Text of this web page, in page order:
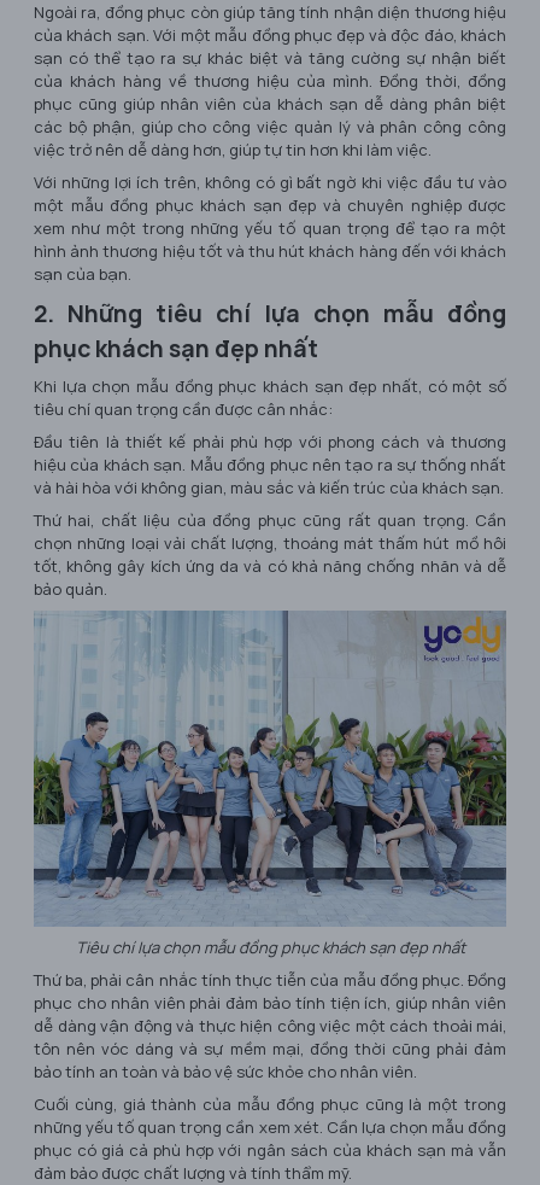
Ngoài ra, đồng phục còn giúp tăng tính nhận diện thương hiệu
của khách sạn. Với một mẫu đồng phục đẹp và độc đáo, khách
sạn có thể tạo ra sự khác biệt và tăng cường sự nhận biết
của khách hàng về thương hiệu của mình. Đồng thời, đồng
phục cũng giúp nhân viên của khách sạn dễ dàng phân biệt
các bộ phận, giúp cho công việc quản lý và phân công công
việc trở nên dễ dàng hơn, giúp tự tin hơn khi làm việc.
Với những lợi ích trên, không có gì bất ngờ khi việc đầu tư vào
một mẫu đồng phục khách sạn đẹp và chuyên nghiệp được
xem như một trong những yếu tố quan trọng để tạo ra một
hình ảnh thương hiệu tốt và thu hút khách hàng đến với khách
sạn của bạn.
2. Những tiêu chí lựa chọn mẫu đồng
phục khách sạn đẹp nhất
Khi lựa chọn mẫu đồng phục khách sạn đẹp nhất, có một số
tiêu chí quan trọng cần được cân nhắc:
Đầu tiên là thiết kế phải phù hợp với phong cách và thương
hiệu của khách sạn. Mẫu đồng phục nên tạo ra sự thống nhất
và hài hòa với không gian, màu sắc và kiến trúc của khách sạn.
Thứ hai, chất liệu của đồng phục cũng rất quan trọng. Cần
chọn những loại vải chất lượng, thoáng mát thấm hút mồ hôi
tốt, không gây kích ứng da và có khả năng chống nhăn và dễ
bảo quản.
Tiêu chí lựa chọn mẫu đồng phục khách sạn đẹp nhất
Thứ ba, phải cân nhắc tính thực tiễn của mẫu đồng phục. Đồng
phục cho nhân viên phải đảm bảo tính tiện ích, giúp nhân viên
dễ dàng vận động và thực hiện công việc một cách thoải mái,
tôn nên vóc dáng và sự mềm mại, đồng thời cũng phải đảm
bảo tính an toàn và bảo vệ sức khỏe cho nhân viên.
Cuối cùng, giá thành của mẫu đồng phục cũng là một trong
những yếu tố quan trọng cần xem xét. Cần lựa chọn mẫu đồng
phục có giá cả phù hợp với ngân sách của khách sạn mà vẫn
đảm bảo được chất lượng và tính thẩm mỹ.